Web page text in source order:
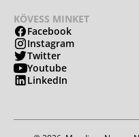
KÖVESS MINKET
Facebook
Instagram
Twitter
Youtube
LinkedIn